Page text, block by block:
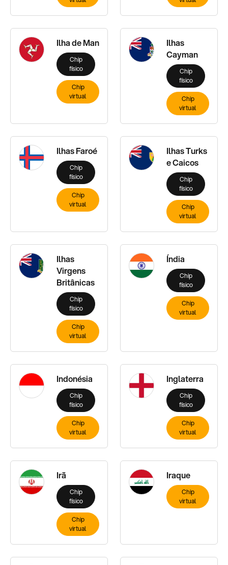
Ilha de Man
Chip
físico
Chip
virtual
Ilhas
Cayman
Chip
físico
Chip
virtual
Ilhas Faroé
Chip
físico
Chip
virtual
Ilhas Turks
e Caicos
Chip
físico
Chip
virtual
Ilhas
Virgens
Britânicas
Chip
físico
Chip
virtual
Índia
Chip
físico
Chip
virtual
Indonésia
Chip
físico
Chip
virtual
Inglaterra
Chip
físico
Chip
virtual
Irã
Chip
físico
Chip
virtual
Iraque
Chip
virtual